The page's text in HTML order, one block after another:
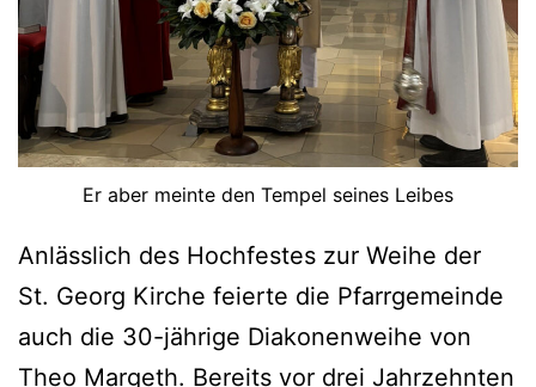
Er aber meinte den Tempel seines Leibes
Anlässlich des Hochfestes zur Weihe der
St. Georg Kirche feierte die Pfarrgemeinde
auch die 30-jährige Diakonenweihe von
Theo Margeth. Bereits vor drei Jahrzehnten